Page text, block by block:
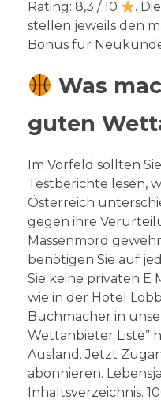
Rating: 8,3 / 10
.
stellen jeweils den
Bonus für
Was
guten
Im Vorfeld sollten
Testberichte lesen,
Österreich
gegen ihre
Massenmord
benötigen Sie auf
Sie keine privaten E
wie in der Hotel
Buchmacher in
Wettanbieter Liste”
Ausland. Jetzt
abonnieren.
Inhaltsverzeichnis.